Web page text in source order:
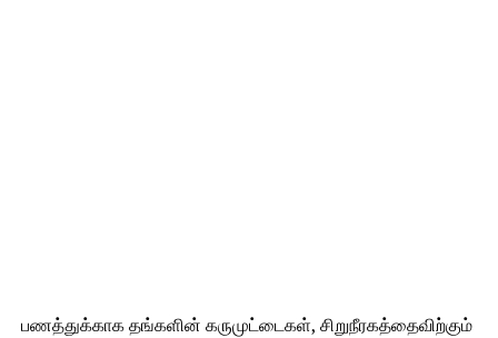
பணத்துக்காக தங்களின் கருமுட்டைகள், சிறுநீரகத்தைவிற்கும்